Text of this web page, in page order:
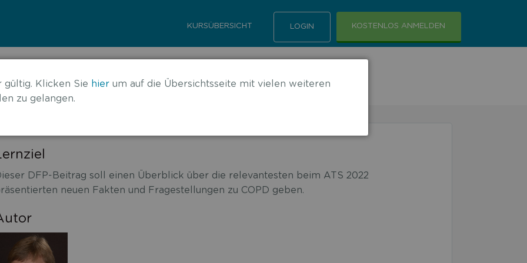
KURSÜBERSICHT LOGIN KOSTENLOS ANMELDEN
vom ATS 2022
DFP-Beitrag soll einen Überblick über die relevantesten beim ATS 2022
neuen Fakten und Fragestellungen zu COPD geben.
gültig. Klicken Sie hierum auf die Übersichtsseite mit vielen weiteren
zu gelangen.